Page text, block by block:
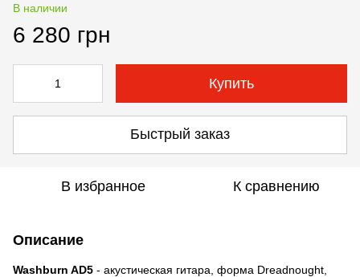
В наличии
6 280 грн
Купить
Быстрый заказ
В избранное К сравнению
Описание
Washburn AD5 - акустическая гитара, форма Dreadnought,